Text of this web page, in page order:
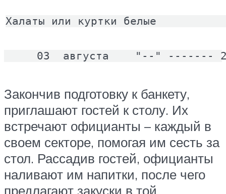
Халаты или куртки
03  августа    "--" -------
Закончив подготовку к банкету,
приглашают гостей к столу. Их
встречают официанты – каждый в
своем секторе, помогая им сесть за
стол. Рассадив гостей, официанты
наливают им напитки, после чего
предлагают закуски в той